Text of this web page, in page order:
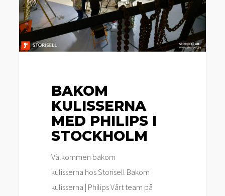
BAKOM
KULISSERNA
MED PHILIPS I
STOCKHOLM
Välkommen bakom
kulisserna hos Storisell Bakom
kulisserna | Philips Vårt team på